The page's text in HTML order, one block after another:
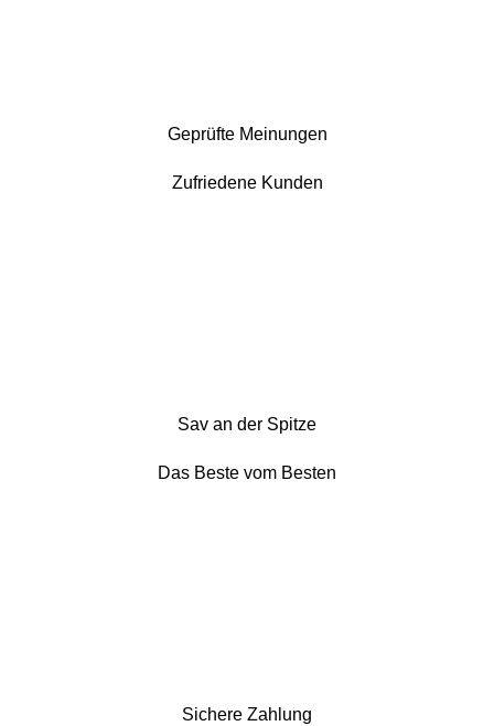
Geprüfte Meinungen
Zufriedene Kunden
Sav an der Spitze
Das Beste vom Besten
Sichere Zahlung